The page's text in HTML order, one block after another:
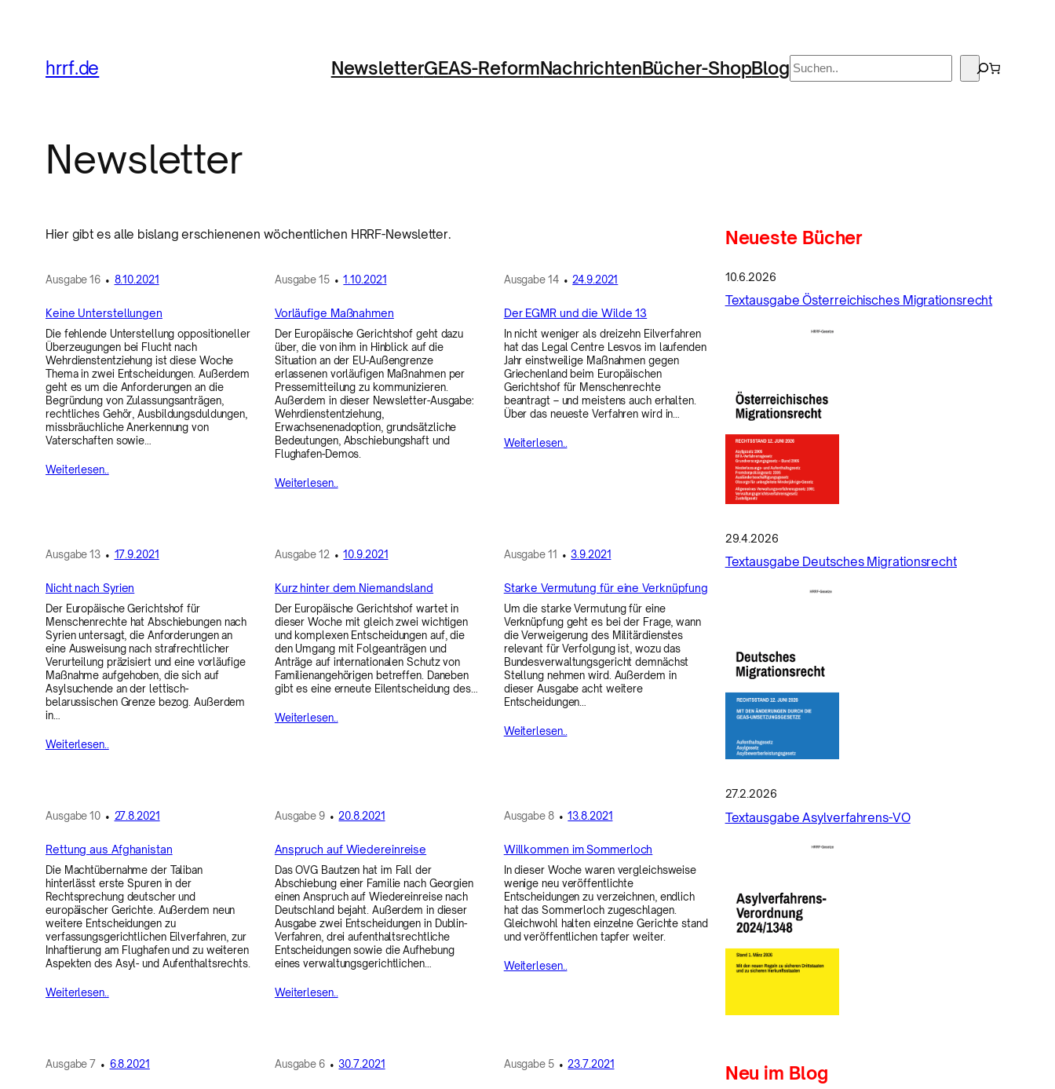
hrrf.de NewsletterGEAS-ReformNachrichtenBücher-ShopBlog Suchen
Newsletter
Hier gibt es alle bislang erschienenen wöchentlichen HRRF-Newsletter.
Ausgabe16 • 8.10.2021
Keine Unterstellungen
Die fehlende Unterstellung oppositioneller
Überzeugungen bei Flucht nach
Wehrdienstentziehung ist diese Woche
Thema in zwei Entscheidungen. Außerdem
geht es um die Anforderungen an die
Begründung von Zulassungsanträgen,
rechtliches Gehör, Ausbildungsduldungen,
missbräuchliche Anerkennung von
Vaterschaften sowie…
Weiterlesen..
Ausgabe15•1.10.2021
Vorläufige Maßnahmen
Der Europäische Gerichtshof geht dazu
über, die von ihm in Hinblick auf die
Situation an der EU-Außengrenze
erlassenen vorläufigen Maßnahmen per
Pressemitteilung zu kommunizieren.
Außerdem in dieser Newsletter-Ausgabe:
Wehrdienstentziehung,
Erwachsenenadoption, grundsätzliche
Bedeutungen, Abschiebungshaft und
Flughafen-Demos.
Weiterlesen..
Ausgabe14•24.9.2021
Der EGMR und die Wilde 13
In nicht weniger als dreizehn Eilverfahren
hat das Legal Centre Lesvos im laufenden
Jahr einstweilige Maßnahmen gegen
Griechenland beim Europäischen
Gerichtshof für Menschenrechte
beantragt – und meistens auch erhalten.
Über das neueste Verfahren wird in…
Weiterlesen..
Ausgabe13 • 17.9.2021
Nicht nach Syrien
Der Europäische Gerichtshof für
Menschenrechte hat Abschiebungen nach
Syrien untersagt, die Anforderungen an
eine Ausweisung nach strafrechtlicher
Verurteilung präzisiert und eine vorläufige
Maßnahme aufgehoben, die sich auf
Asylsuchende an der lettisch-
belarussischen Grenze bezog. Außerdem
in…
Weiterlesen..
Ausgabe12•10.9.2021
Kurz hinter dem Niemandsland
Der Europäische Gerichtshof wartet in
dieser Woche mit gleich zwei wichtigen
und komplexen Entscheidungen auf, die
den Umgang mit Folgeanträgen und
Anträge auf internationalen Schutz von
Familienangehörigen betreffen. Daneben
gibt es eine erneute Eilentscheidung des…
Weiterlesen..
Ausgabe11 •3.9.2021
Starke Vermutung für eine Verknüpfung
Um die starke Vermutung für eine
Verknüpfung geht es bei der Frage, wann
die Verweigerung des Militärdienstes
relevant für Verfolgung ist, wozu das
Bundesverwaltungsgericht demnächst
Stellung nehmen wird. Außerdem in
dieser Ausgabe acht weitere
Entscheidungen…
Weiterlesen..
Ausgabe10 • 27.8.2021
Rettung aus Afghanistan
Die Machtübernahme der Taliban
hinterlässt erste Spuren in der
Rechtsprechung deutscher und
europäischer Gerichte. Außerdem neun
weitere Entscheidungen zu
verfassungsgerichtlichen Eilverfahren, zur
Inhaftierung am Flughafen und zu weiteren
Aspekten des Asyl- und Aufenthaltsrechts.
Weiterlesen..
Ausgabe 9•20.8.2021
Anspruch auf Wiedereinreise
Das OVG Bautzen hat im Fall der
Abschiebung einer Familie nach Georgien
einen Anspruch auf Wiedereinreise nach
Deutschland bejaht. Außerdem in dieser
Ausgabe zwei Entscheidungen in Dublin-
Verfahren, drei aufenthaltsrechtliche
Entscheidungen sowie die Aufhebung
eines verwaltungsgerichtlichen…
Weiterlesen..
Ausgabe8•13.8.2021
Willkommen im Sommerloch
In dieser Woche waren vergleichsweise
wenige neu veröffentlichte
Entscheidungen zu verzeichnen, endlich
hat das Sommerloch zugeschlagen.
Gleichwohl halten einzelne Gerichte stand
und veröffentlichen tapfer weiter.
Weiterlesen..
Ausgabe7 • 6.8.2021 Ausgabe 6•30.7.2021 Ausgabe 5•23.7.2021
Neueste Bücher
10.6.2026
Textausgabe Österreichisches Migrationsrecht
29.4.2026
Textausgabe Deutsches Migrationsrecht
27.2.2026
Textausgabe Asylverfahrens-VO
Neu im Blog